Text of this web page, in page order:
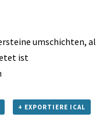
umschichten,
ist
+ EXPORTIERE ICAL